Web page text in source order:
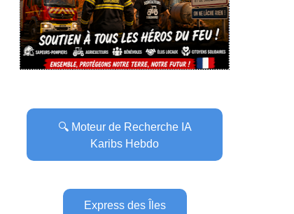
🔍 Moteur de Recherche IA
Karibs Hebdo
Express des Îles